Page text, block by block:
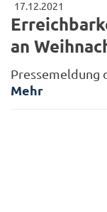
17.12.2021
an
Pressemeldung
Mehr